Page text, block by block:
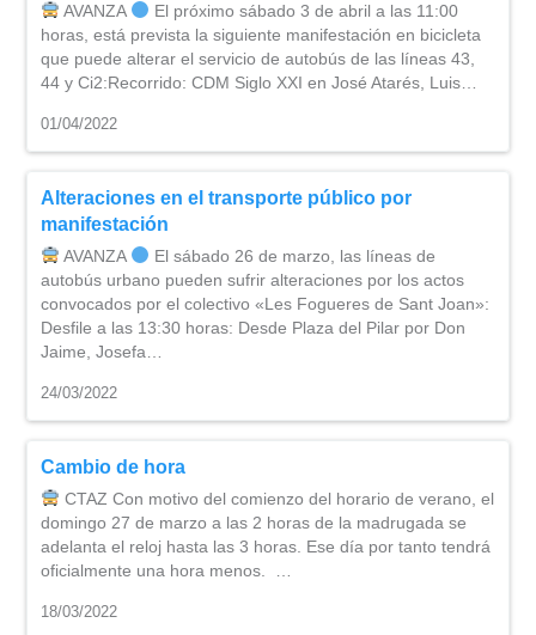
AVANZA
El próximo sábado 3 de abril a las 11:00
horas, está prevista la siguiente manifestación en bicicleta
que puede alterar el servicio de autobús de las líneas 43,
44 y Ci2:Recorrido: CDM Siglo XXI en José Atarés, Luis…
01/04/2022
Alteraciones en el transporte público por
manifestación
AVANZA
El sábado 26 de marzo, las líneas de
autobús urbano pueden sufrir alteraciones por los actos
convocados por el colectivo «Les Fogueres de Sant Joan»:
Desfile a las 13:30 horas: Desde Plaza del Pilar por Don
Jaime, Josefa…
24/03/2022
Cambio de hora
CTAZ Con motivo del comienzo del horario de verano, el
domingo 27 de marzo a las 2 horas de la madrugada se
adelanta el reloj hasta las 3 horas. Ese día por tanto tendrá
oficialmente una hora menos. …
18/03/2022